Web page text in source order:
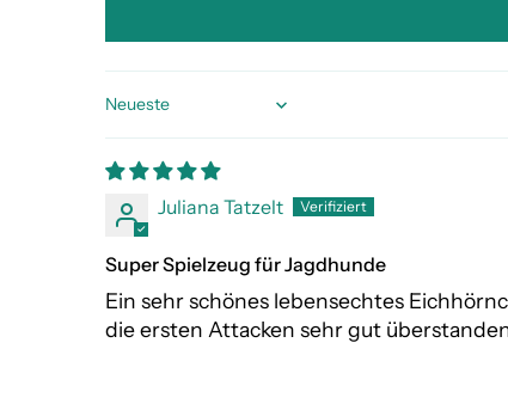
Sort by
Juliana Tatzelt
Super Spielzeug für Jagdhunde
Ein sehr schönes lebensechtes
die ersten Attacken sehr gut